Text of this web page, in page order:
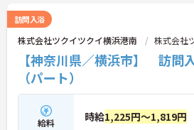
訪問入浴
株式会社ツクイツクイ横浜港南 株式会社
【神奈川県／横浜市】 訪問
（パート）
給料 時給1,225円～1,819円